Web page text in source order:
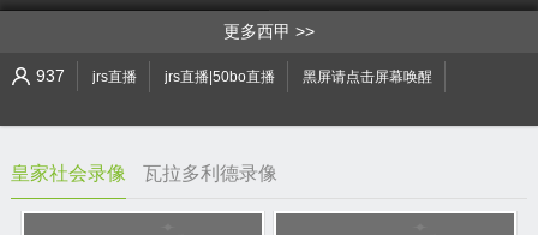
> 更多西甲
937 jrs直播 jrs直播|50bo直播 黑屏请点击屏幕唤醒
皇家社会录像 瓦拉多利德录像